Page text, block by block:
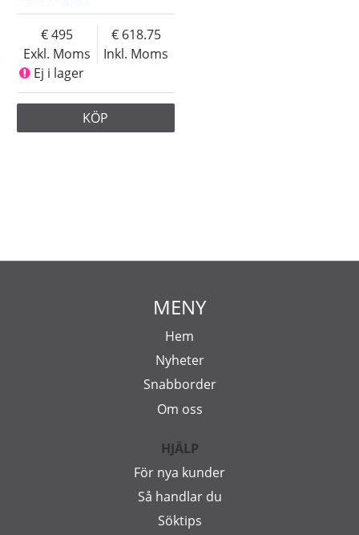
Exkl. Moms
495
Inkl. Moms
618.75
Ej i lager
KÖP
MENY
Hem
Nyheter
Snabborder
Om oss
HJÄLP
För nya kunder
Så handlar du
Söktips